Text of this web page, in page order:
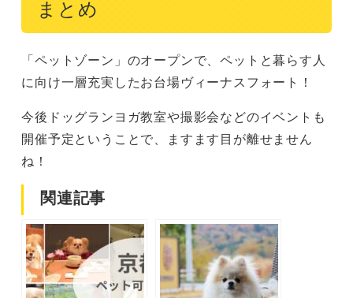
まとめ
「ペットゾーン」のオープンで、ペットと暮らす人
に向け一層充実したお台場ヴィーナスフォート！
今後ドッグランヨガ教室や撮影会などのイベントも
開催予定ということで、ますます目が離せません
ね！
関連記事